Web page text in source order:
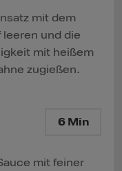
mit dem
und die
mit heißem
zugießen.
6 Min
mit feiner